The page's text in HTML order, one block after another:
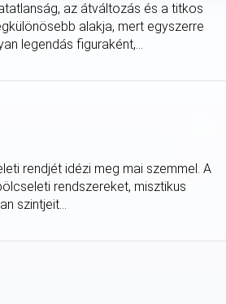
az átváltozás és a titkos
alakja, mert egyszerre
legendás figuraként,...
rendjét idézi meg mai szemmel. A
rendszereket, misztikus
szintjeit...